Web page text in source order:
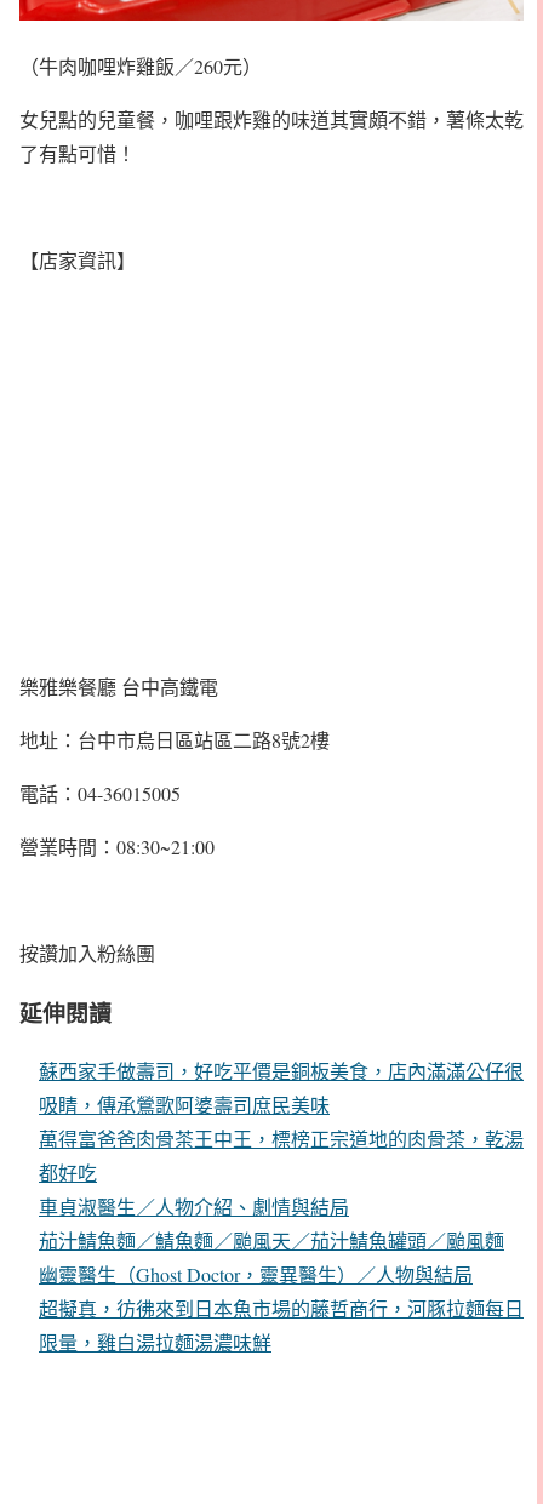
（牛肉咖哩炸雞飯／260元）
女兒點的兒童餐，咖哩跟炸雞的味道其實頗不錯，薯條太乾
了有點可惜！
【店家資訊】
樂雅樂餐廳 台中高鐵電
地址：台中市烏日區站區二路8號2樓
電話：04-36015005
營業時間：08:30~21:00
按讚加入粉絲團
延伸閱讀
蘇西家手做壽司，好吃平價是銅板美食，店內滿滿公仔很
吸睛，傳承鶯歌阿婆壽司庶民美味
萬得富爸爸肉骨茶王中王，標榜正宗道地的肉骨茶，乾湯
都好吃
車貞淑醫生／人物介紹、劇情與結局
茄汁鯖魚麵／鯖魚麵／颱風天／茄汁鯖魚罐頭／颱風麵
幽靈醫生（Ghost Doctor，靈異醫生）／人物與結局
超擬真，彷彿來到日本魚市場的藤哲商行，河豚拉麵每日
限量，雞白湯拉麵湯濃味鮮